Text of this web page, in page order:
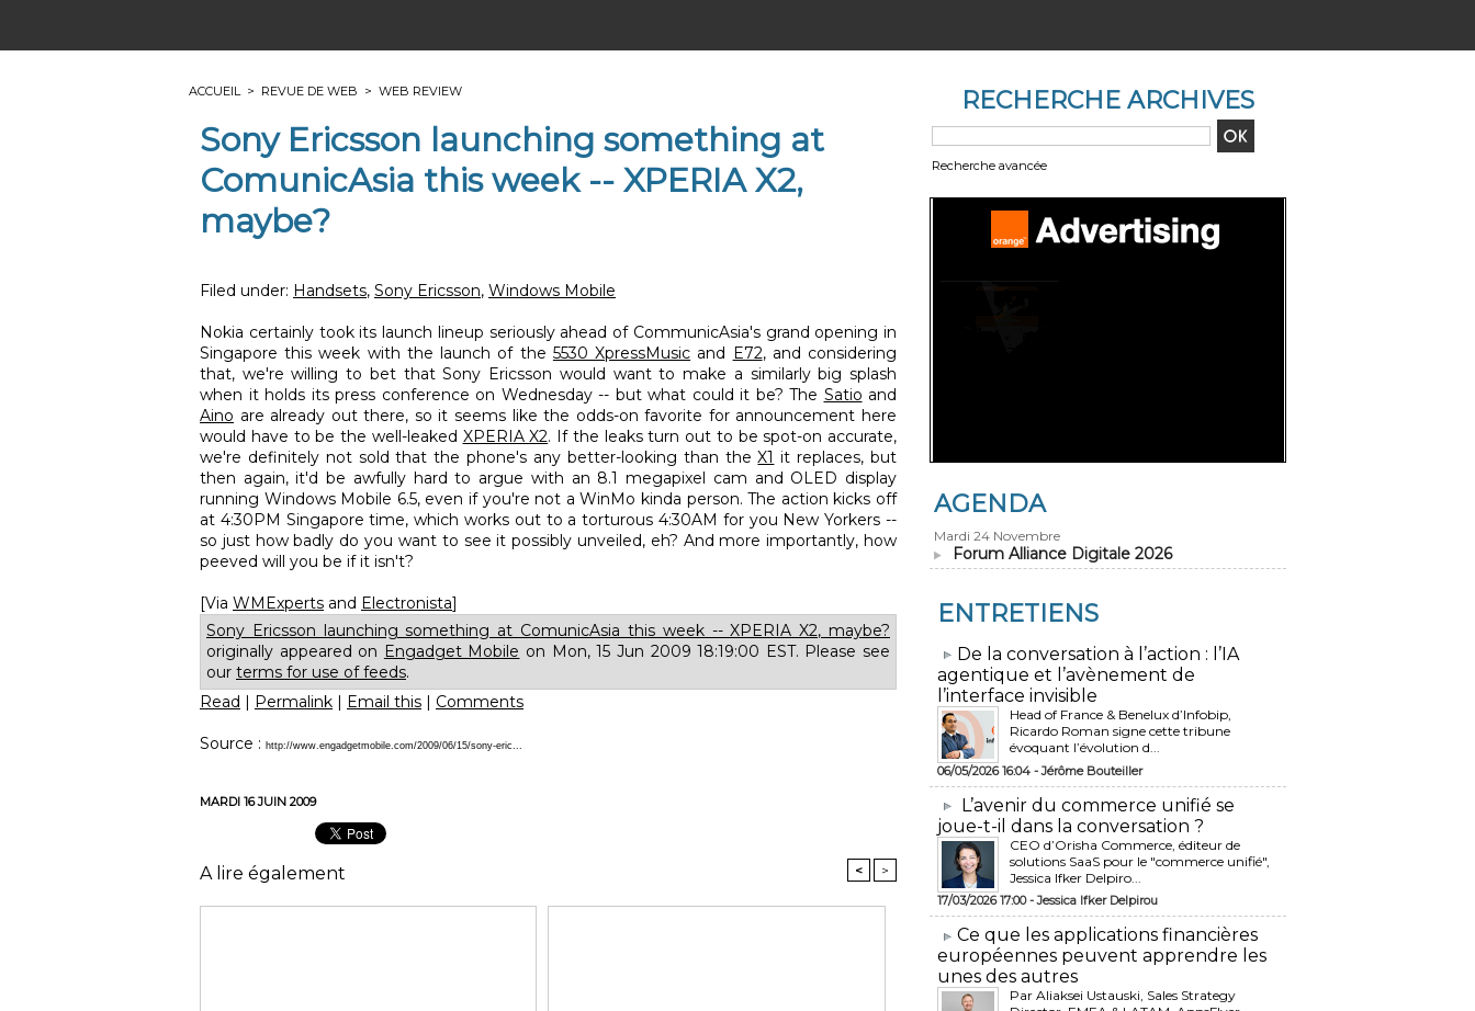
ACCUEIL > REVUE DE WEB > WEB REVIEW
Sony Ericsson launching something at
ComunicAsia this week -- XPERIA X2,
maybe?
Filed under: Handsets, Sony Ericsson, Windows Mobile
Nokia certainly took its launch lineup seriously ahead of CommunicAsia's grand opening in
Singapore this week with the launch of the 5530 XpressMusic and E72, and considering
that, we're willing to bet that Sony Ericsson would want to make a similarly big splash
when it holds its press conference on Wednesday -- but what could it be? The Satio and
Aino are already out there, so it seems like the odds-on favorite for announcement here
would have to be the well-leaked XPERIA X2. If the leaks turn out to be spot-on accurate,
we're definitely not sold that the phone's any better-looking than theX1 it replaces, but
then again, it'd be awfully hard to argue with an 8.1 megapixel cam and OLED display
running Windows Mobile 6.5, even if you're not a WinMo kinda person. The action kicks off
at 4:30PM Singapore time, which works out to a torturous 4:30AM for you New Yorkers --
so just how badly do you want to see it possibly unveiled, eh? And more importantly, how
peeved will you be if it isn't?
[Via WMExperts and Electronista]
Sony Ericsson launching something at ComunicAsia this week -- XPERIA X2, maybe?
originally appeared on Engadget Mobile on Mon, 15 Jun 2009 18:19:00 EST. Please see
our terms for use of feeds.
Read | Permalink | Email this | Comments
Source : http://www.engadgetmobile.com/2009/06/15/sony-eric...
MARDI 16 JUIN 2009
A lire également < >
RECHERCHE ARCHIVES
Recherche avancée
AGENDA
Mardi 24 Novembre
Forum Alliance Digitale 2026
ENTRETIENS
​De la conversation à l’action : l’IA
agentique et l’avènement de
l’interface invisible
Head of France & Benelux d’Infobip,
Ricardo Roman signe cette tribune
évoquant l’évolution d...
06/05/2026 16:04 -Jérôme Bouteiller
L’avenir du commerce unifié se
joue-t-il dans la conversation ?
CEO d’Orisha Commerce, éditeur de
solutions SaaS pour le "commerce unifié",
Jessica Ifker Delpiro...
17/03/2026 17:00 -Jessica Ifker Delpirou
​Ce que les applications financières
européennes peuvent apprendre les
unes des autres
Par Aliaksei Ustauski, Sales Strategy